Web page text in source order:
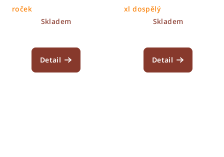
roček
Skladem
Detail
xl dospělý
Skladem
Detail